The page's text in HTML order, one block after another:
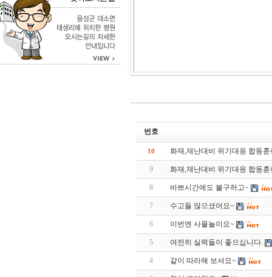
번호
10 화재,재난대비 위기대응 합동훈
9 화재,재난대비 위기대응 합동훈
8 바쁘시간에도 불구하고~
7 수고들 많으셨어요~
6 이번엔 사물놀이요~
5 여전히 실력들이 좋으십니다.
4 같이 따라해 보셔요~